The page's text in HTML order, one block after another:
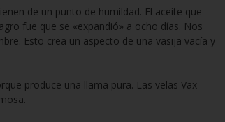
de un punto de humildad. El aceite que
fue que se «expandió» a ocho días. Nos
Esto crea un aspecto de una vasija vacía y
produce una llama pura. Las velas Vax